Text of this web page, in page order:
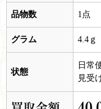
品物数 1点
グラム 4.4ｇ
状態
日常
見受